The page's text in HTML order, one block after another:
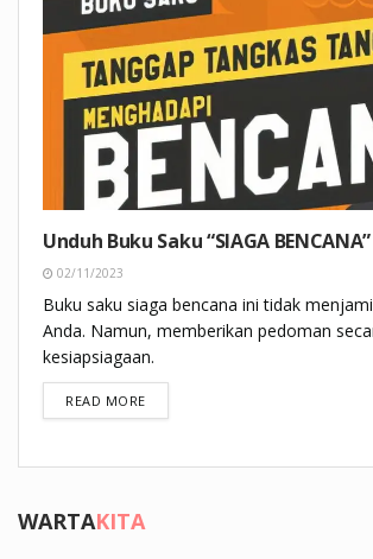
Unduh Buku Saku “SIAGA
02/11/2023
Buku saku siaga bencana ini tidak
Anda. Namun, memberikan pedoman
kesiapsiagaan.
READ MOREDETAILS
WARTAKITA